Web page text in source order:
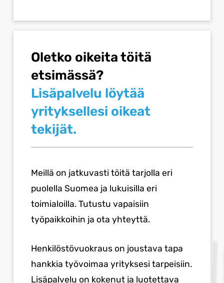
Oletko oikeita töitä
etsimässä?
Lisäpalvelu löytää
yrityksellesi oikeat
tekijät.
Meillä on jatkuvasti töitä tarjolla eri
puolella Suomea ja lukuisilla eri
toimialoilla. Tutustu vapaisiin
työpaikkoihin ja ota yhteyttä.
Henkilöstövuokraus on joustava tapa
hankkia työvoimaa yrityksesi tarpeisiin.
Lisäpalvelu on kokenut ja luotettava